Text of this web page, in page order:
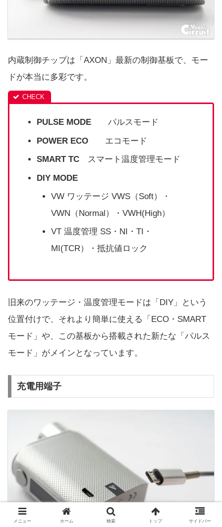
内蔵制御チップは「AXON」最新の制御基板で、モー
ドが本当に多彩です。
PULSE MODEパルスモード
POWER ECOエコモード
SMART TCスマート温度管理モード
DIY MODE
VW ワッテージ VWS（Soft）・
VWN（Normal）・VWH(High）
VT 温度管理 SS・NI・TI・
MI(TCR）・抵抗値ロック
旧来のワッテージ・温度管理モードは「DIY」という
位置付けで、それより簡単に使える「ECO・SMART
モード」や、この基板から搭載された新たな「パルス
モード」がメインとなっています。
充電用端子
メニュー ホーム 検索 トップ サイドバー